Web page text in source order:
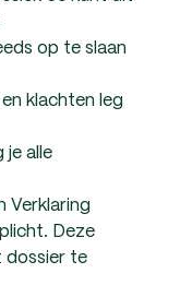
op te slaan
klachten leg
je alle
Verklaring
Deze
dossier te